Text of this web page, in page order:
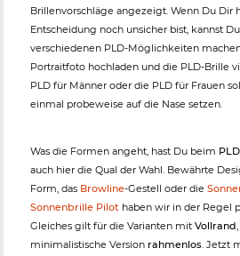
Brillenvorschläge angezeigt. Wenn Du Dir
Entscheidung noch unsicher bist, kannst
verschiedenen PLD-Möglichkeiten
Portraitfoto hochladen und die PLD-Brille
PLD für Männer oder die PLD für Frauen
einmal probeweise auf die Nase setzen.
Was die Formen angeht, hast Du beim
auch hier die Qual der Wahl. Bewährte
Form, das Browline-Gestell oder die
Sonnenbrille Pilot haben wir in der Regel
Gleiches gilt für die Varianten mit Vollrand,
minimalistische Version rahmenlos. Jetzt